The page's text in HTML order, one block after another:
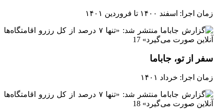
زمان اجرا: اسفند ۱۴۰۰ تا فروردین ۱۴۰۱
سفر از تو، جاباما
زمان اجرا: خرداد ۱۴۰۱